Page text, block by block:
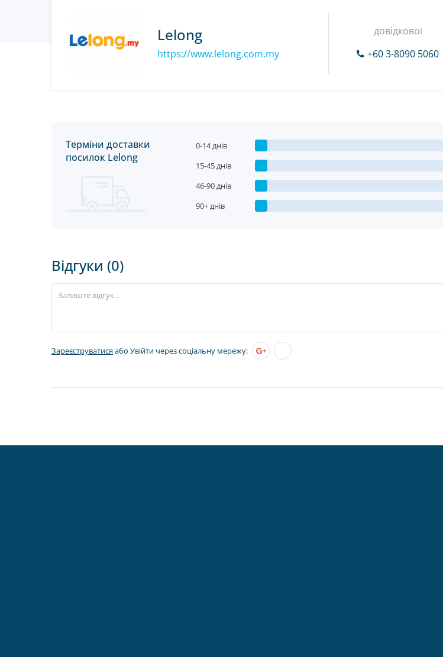
Lelong
https://www.lelong.com.my
довідкової
+60 3-8090 5060
Терміни доставки
посилок Lelong
0-14 днів
15-45 днів
46-90 днів
90+ днів
Відгуки (0)
Зареєструватисяабо Увійти через соціальну мережу: